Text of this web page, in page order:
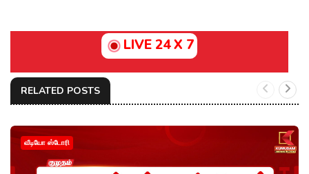
LIVE 24 X 7
RELATED POSTS
வீடியோ ஸ்டோரி